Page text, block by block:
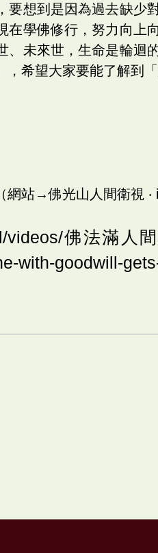
要想到是因為過去缺少
在學佛修行，努力向上
、未來世，生命是輪迴
希望大家要能了解到
（網站→佛光山人間衛視 ‧
videos/佛法滿人
with-goodwill-